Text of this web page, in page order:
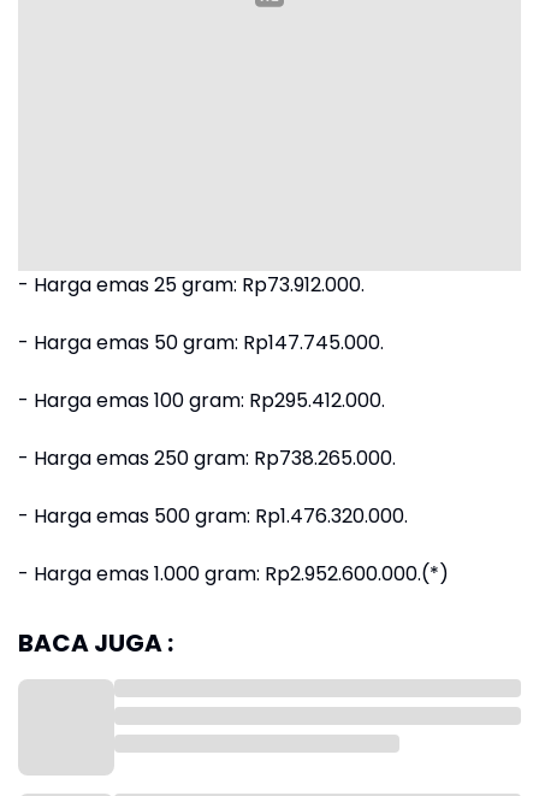
‎- Harga emas 25 gram: Rp73.912.000.
‎- ⁠Harga emas 50 gram: Rp147.745.000.
‎- ⁠Harga emas 100 gram: Rp295.412.000.
‎- ⁠Harga emas 250 gram: Rp738.265.000.
‎- ⁠Harga emas 500 gram: Rp1.476.320.000.
‎- ⁠Harga emas 1.000 gram: Rp2.952.600.000.(*)
BACA JUGA :